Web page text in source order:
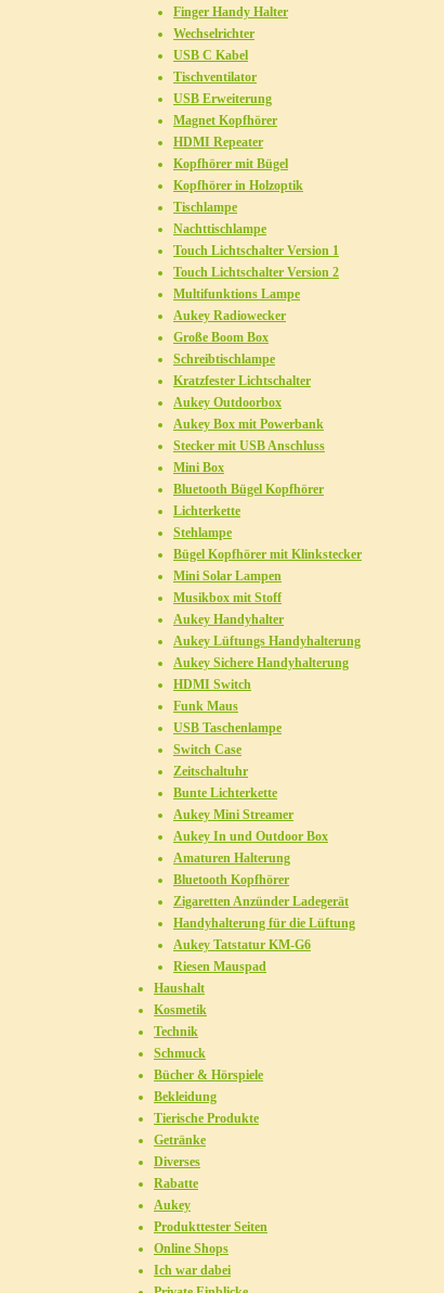
Finger Handy Halter
Wechselrichter
USB C Kabel
Tischventilator
USB Erweiterung
Magnet Kopfhörer
HDMI Repeater
Kopfhörer mit Bügel
Kopfhörer in Holzoptik
Tischlampe
Nachttischlampe
Touch Lichtschalter Version 1
Touch Lichtschalter Version 2
Multifunktions Lampe
Aukey Radiowecker
Große Boom Box
Schreibtischlampe
Kratzfester Lichtschalter
Aukey Outdoorbox
Aukey Box mit Powerbank
Stecker mit USB Anschluss
Mini Box
Bluetooth Bügel Kopfhörer
Lichterkette
Stehlampe
Bügel Kopfhörer mit Klinkstecker
Mini Solar Lampen
Musikbox mit Stoff
Aukey Handyhalter
Aukey Lüftungs Handyhalterung
Aukey Sichere Handyhalterung
HDMI Switch
Funk Maus
USB Taschenlampe
Switch Case
Zeitschaltuhr
Bunte Lichterkette
Aukey Mini Streamer
Aukey In und Outdoor Box
Amaturen Halterung
Bluetooth Kopfhörer
Zigaretten Anzünder Ladegerät
Handyhalterung für die Lüftung
Aukey Tatstatur KM-G6
Riesen Mauspad
Haushalt
Kosmetik
Technik
Schmuck
Bücher & Hörspiele
Bekleidung
Tierische Produkte
Getränke
Diverses
Rabatte
Aukey
Produkttester Seiten
Online Shops
Ich war dabei